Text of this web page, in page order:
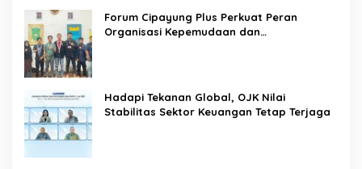
Forum Cipayung Plus Perkuat Peran
Organisasi Kepemudaan dan
Hadapi Tekanan Global, OJK Nilai
Stabilitas Sektor Keuangan Tetap Terjaga